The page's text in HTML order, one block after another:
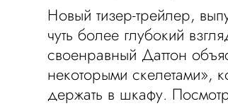
Новый тизер-трейлер,
чуть более глубокий
своенравный Даттон
некоторыми скелетами»,
держать в шкафу.